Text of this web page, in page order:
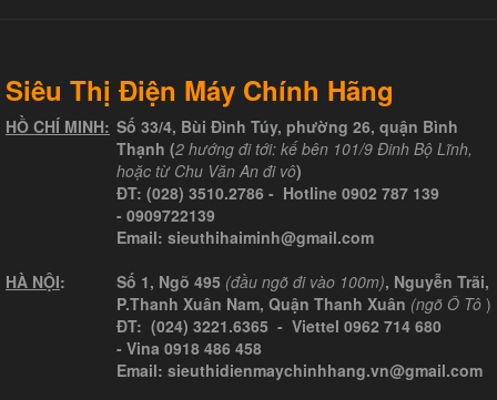
Siêu Thị Điện Máy Chính Hãng
HỒ CHÍ MINH: Số 33/4, Bùi Đình Túy, phường 26, quận Bình
Thạnh (2 hướng đi tới: kế bên 101/9 Đinh Bộ Lĩnh,
hoặc từ Chu Văn An đi vô)
ĐT: (028) 3510.2786 - Hotline 0902 787 139
- 0909722139
Email: sieuthihaiminh@gmail.com
HÀ NỘI: Số 1, Ngõ 495 (đầu ngõ đi vào 100m), Nguyễn Trãi,
P.Thanh Xuân Nam, Quận Thanh Xuân (ngõ Ô Tô )
ĐT: (024) 3221.6365 - Viettel 0962 714 680
- Vina 0918 486 458
Email: sieuthidienmaychinhhang.vn@gmail.com